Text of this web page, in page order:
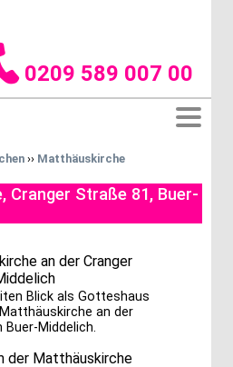
0209 589 007 00
›› Matthäuskirche
Cranger Straße 81, Buer-
Blick als Gotteshaus
an der
Buer-Middelich.